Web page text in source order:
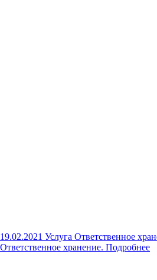
19.02.2021 Услуга Ответственное
Ответственное хранение. Подробнее